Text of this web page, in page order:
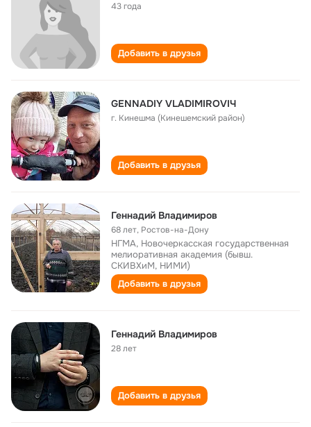
43 года
Добавить в друзья
GENNADIY VLADIMIROVIЧ
г. Кинешма (Кинешемский район)
Добавить в друзья
Геннадий Владимиров
68 лет, Ростов-на-Дону
НГМА, Новочеркасская государственная
мелиоративная академия (бывш.
СКИВХиМ, НИМИ)
Добавить в друзья
Геннадий Владимиров
28 лет
Добавить в друзья